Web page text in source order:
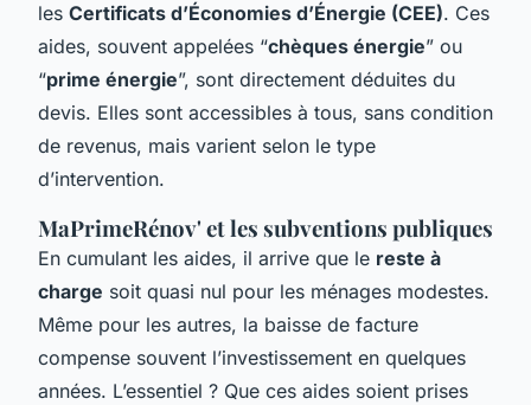
les Certificats d’Économies d’Énergie (CEE). Ces
aides, souvent appelées “chèques énergie” ou
“prime énergie”, sont directement déduites du
devis. Elles sont accessibles à tous, sans condition
de revenus, mais varient selon le type
d’intervention.
MaPrimeRénov' et les subventions publiques
En cumulant les aides, il arrive que le reste à
charge soit quasi nul pour les ménages modestes.
Même pour les autres, la baisse de facture
compense souvent l’investissement en quelques
années. L’essentiel ? Que ces aides soient prises